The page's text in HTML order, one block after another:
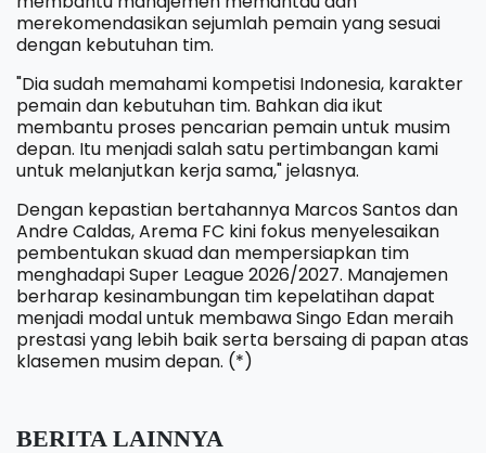
merekomendasikan sejumlah pemain yang sesuai
dengan kebutuhan tim.
"Dia sudah memahami kompetisi Indonesia, karakter
pemain dan kebutuhan tim. Bahkan dia ikut
membantu proses pencarian pemain untuk musim
depan. Itu menjadi salah satu pertimbangan kami
untuk melanjutkan kerja sama," jelasnya.
Dengan kepastian bertahannya Marcos Santos dan
Andre Caldas, Arema FC kini fokus menyelesaikan
pembentukan skuad dan mempersiapkan tim
menghadapi Super League 2026/2027. Manajemen
berharap kesinambungan tim kepelatihan dapat
menjadi modal untuk membawa Singo Edan meraih
prestasi yang lebih baik serta bersaing di papan atas
klasemen musim depan. (*)
BERITA LAINNYA